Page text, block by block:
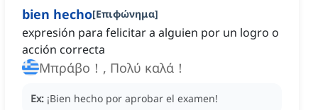
bien hecho[Επιφώνημα]
expresión para felicitar a alguien por un logro o
acción correcta
Μπράβο！, Πολύ καλά！
Ex: ¡Bien hecho por aprobar el examen!